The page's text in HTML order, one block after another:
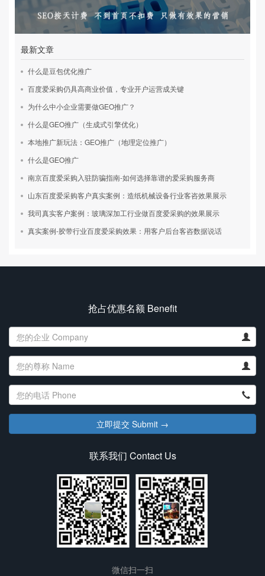
最新文章
什么是豆包优化推广
百度爱采购仍具高商业价值，专业开户运营成关键
为什么中小企业需要做GEO推广？
什么是GEO推广（生成式引擎优化）
本地推广新玩法：GEO推广（地理定位推广）
什么是GEO推广
南京百度爱采购入驻防骗指南-如何选择靠谱的爱采购服务商
山东百度爱采购客户真实案例：造纸机械设备行业客咨效果展示
我司真实客户案例：玻璃深加工行业做百度爱采购的效果展示
真实案例-胶带行业百度爱采购效果：用客户后台客咨数据说话
抢占优惠名额 Benefit
联系我们 Contact Us
微信扫一扫